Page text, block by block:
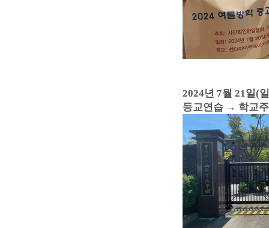
2024년 7월 21일(
등교연습 → 학교